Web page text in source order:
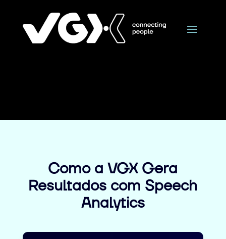
Como a VGX Gera
Resultados com Speech
Analytics